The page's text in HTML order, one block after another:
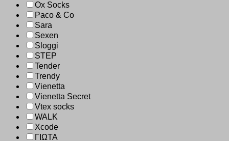
Ox Socks
Paco & Co
Sara
Sexen
Sloggi
STEP
Tender
Trendy
Vienetta
Vienetta Secret
Vtex socks
WALK
Xcode
ΓΙΩΤΑ